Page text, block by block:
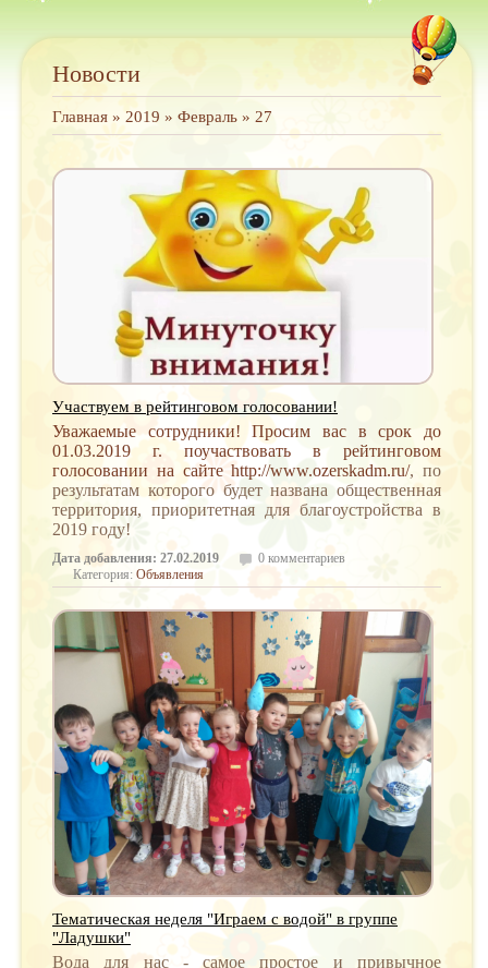
Новости
Главная » 2019 » Февраль » 27
Участвуем в рейтинговом голосовании!
Уважаемые сотрудники! Просим вас в срок до
01.03.2019 г. поучаствовать в рейтинговом
голосовании на сайтеhttp://www.ozerskadm.ru/, по
результатам которого будет названа общественная
территория, приоритетная для благоустройства в
2019 году!
Дата добавления: 27.02.2019
0 комментариев
Категория: Объявления
Тематическая неделя "Играем с водой" в группе
"Ладушки"
Вода для нас - самое простое и привычное